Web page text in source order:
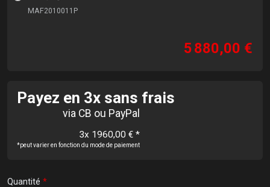
MAF2010011P
5 880,00 €
Payez en 3x sans frais
via CB ou PayPal
3x 1960,00 € *
*peut varier en fonction du mode de paiement
Quantité